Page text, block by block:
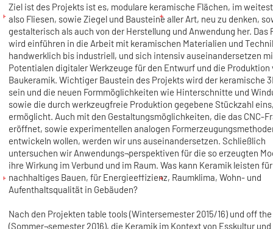
Ziel ist des Projekts ist es, modulare keramische Flächen, im
also Fliesen, sowie Ziegel und Bausteine aller Art, neu zu denken,
gestalterisch als auch von der Herstellung und Anwendung her. Das
wird einführen in die Arbeit mit keramischen Materialien und
handwerklich bis industriell, und sich intensiv auseinandersetzen
Potentialen digitaler Werkzeuge für den Entwurf und die Produktion
Baukeramik. Wichtiger Baustein des Projekts wird der keramische
sein und die neuen Formmöglichkeiten wie Hinterschnitte und
sowie die durch werkzeugfreie Produktion gegebene Stückzahl
ermöglicht. Auch mit den Gestaltungsmöglichkeiten, die das CNC-
eröffnet, sowie experimentellen analogen
entwickeln wollen, werden wir uns auseinandersetzen. Schließlich
untersuchen wir Anwendungs¬perspektiven für die so erzeugten
ihre Wirkung im Verbund und im Raum. Was kann Keramik leisten
nachhaltiges Bauen, für Energieeffizienz, Raumklima, Wohn- und
Aufenthaltsqualität in Gebäuden?
Nach den Projekten table tools (Wintersemester 2015/16) und off
(Sommer¬semester 2016), die Keramik im Kontext von Esskultur